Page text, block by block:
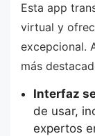
Esta app
virtual y
excepcional.
más
Interfaz
de usar,
expertos